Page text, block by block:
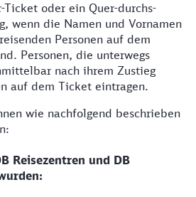
oder ein Quer-durchs-
wenn die Namen und Vornamen
Personen auf dem
Personen, die unterwegs
nach ihrem Zustieg
auf dem Ticket eintragen.
wie nachfolgend beschrieben
Reisezentren und DB